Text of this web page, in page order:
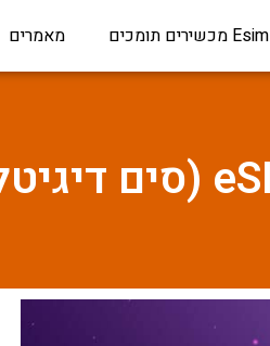
Esim מכשירים תומכים מאמרים